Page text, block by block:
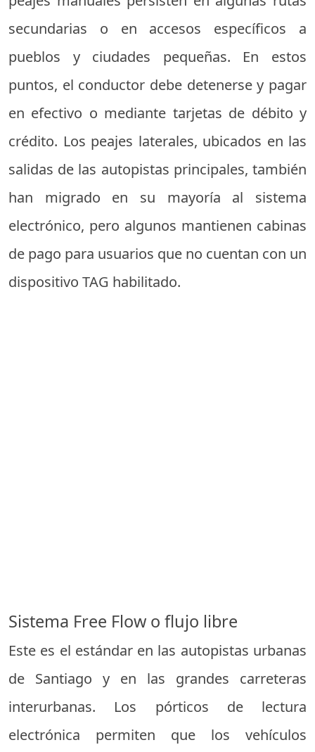
secundarias o en accesos específicos a
pueblos y ciudades pequeñas. En estos
puntos, el conductor debe detenerse y pagar
en efectivo o mediante tarjetas de débito y
crédito. Los peajes laterales, ubicados en las
salidas de las autopistas principales, también
han migrado en su mayoría al sistema
electrónico, pero algunos mantienen cabinas
de pago para usuarios que no cuentan con un
dispositivo TAG habilitado.
Sistema Free Flow o flujo libre
Este es el estándar en las autopistas urbanas
de Santiago y en las grandes carreteras
interurbanas. Los pórticos de lectura
electrónica permiten que los vehículos